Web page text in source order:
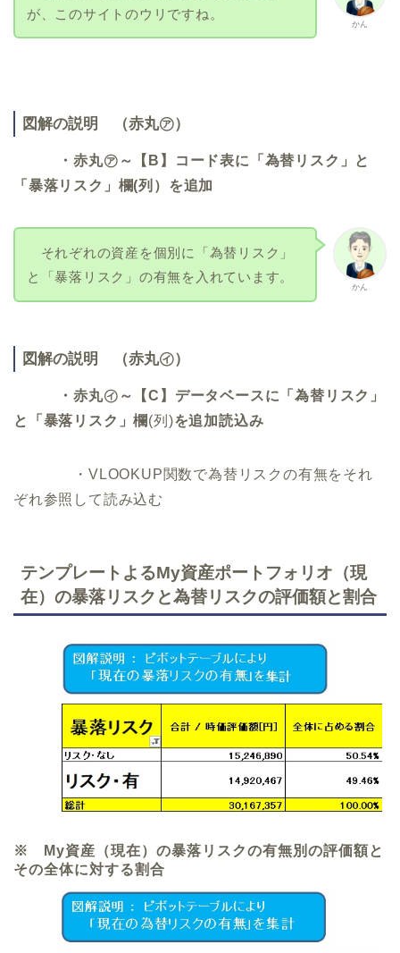
かん
が、このサイトのウリですね。
図解の説明 （赤丸㋐）
・赤丸㋐～【B】コード表に「為替リスク」と
「暴落リスク」欄(列）を追加
かん
それぞれの資産を個別に「為替リスク」
と「暴落リスク」の有無を入れています。
図解の説明 （赤丸㋑）
・赤丸㋑～【C】データベースに「為替リスク」
と「暴落リスク」欄(列)を追加読込み
・VLOOKUP関数で為替リスクの有無をそれ
ぞれ参照して読み込む
テンプレートよるMy資産ポートフォリオ（現
在）の暴落リスクと為替リスクの評価額と割合
※ My資産（現在）の暴落リスクの有無別の評価額と
その全体に対する割合